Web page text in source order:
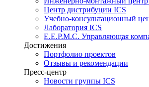
Центр дистрибуции ICS
Учебно-консультационный
Лаборатория ICS
E.E.P.M.C. Управляющая
Достижения
Портфолио проектов
Отзывы и рекомендации
Пресс-центр
Новости группы ICS